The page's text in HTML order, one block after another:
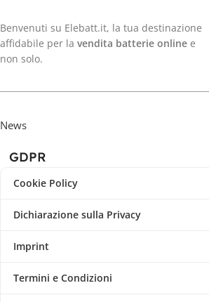
Benvenuti su Elebatt.it, la tua destinazione
affidabile per la vendita batterie online e
non solo.
News
GDPR
Cookie Policy
Dichiarazione sulla Privacy
Imprint
Termini e Condizioni